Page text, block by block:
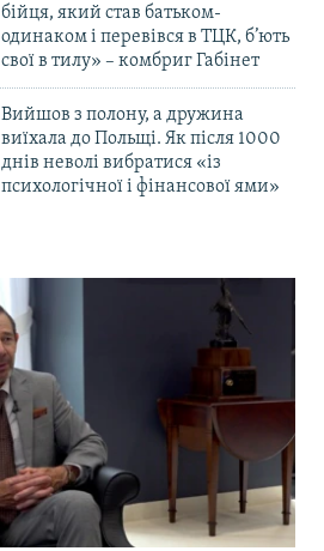
бійця, який став батьком-
одинаком і перевівся в ТЦК, б’ють
свої в тилу» – комбриг Габінет
Вийшов з полону, а дружина
виїхала до Польщі. Як після 1000
днів неволі вибратися «із
психологічної і фінансової ями»